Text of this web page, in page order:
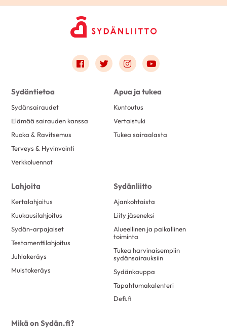
Link to facebook
Link to twitter
Link to instagram
Link to youtube
Sydäntietoa
Sydänsairaudet
Elämää sairauden kanssa
Ruoka & Ravitsemus
Terveys & Hyvinvointi
Verkkoluennot
Apua ja tukea
Kuntoutus
Vertaistuki
Tukea sairaalasta
Lahjoita
Kertalahjoitus
Kuukausilahjoitus
Sydän-arpajaiset
Testamenttilahjoitus
Juhlakeräys
Muistokeräys
Sydänliitto
Ajankohtaista
Liity jäseneksi
Alueellinen ja paikallinen
toiminta
Tukea harvinaisempiin
sydänsairauksiin
Sydänkauppa
Tapahtumakalenteri
Defi.fi
Mikä on Sydän.fi?